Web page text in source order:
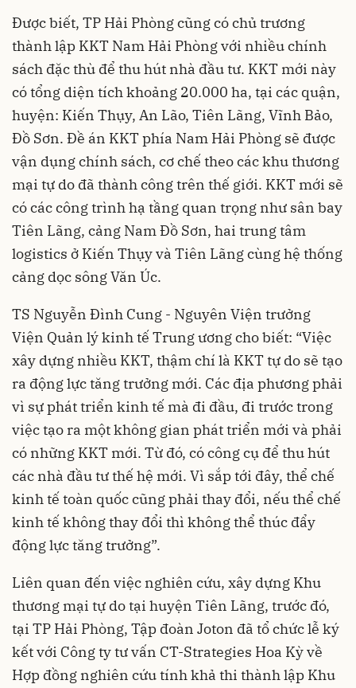
Được biết, TP Hải Phòng cũng có chủ trương
thành lập KKT Nam Hải Phòng với nhiều chính
sách đặc thù để thu hút nhà đầu tư. KKT mới này
có tổng diện tích khoảng 20.000 ha, tại các quận,
huyện: Kiến Thụy, An Lão, Tiên Lãng, Vĩnh Bảo,
Đồ Sơn. Đề án KKT phía Nam Hải Phòng sẽ được
vận dụng chính sách, cơ chế theo các khu thương
mại tự do đã thành công trên thế giới. KKT mới sẽ
có các công trình hạ tầng quan trọng như sân bay
Tiên Lãng, cảng Nam Đồ Sơn, hai trung tâm
logistics ở Kiến Thụy và Tiên Lãng cùng hệ thống
cảng dọc sông Văn Úc.
TS Nguyễn Đình Cung - Nguyên Viện trưởng
Viện Quản lý kinh tế Trung ương cho biết: “Việc
xây dựng nhiều KKT, thậm chí là KKT tự do sẽ tạo
ra động lực tăng trưởng mới. Các địa phương phải
vì sự phát triển kinh tế mà đi đầu, đi trước trong
việc tạo ra một không gian phát triển mới và phải
có những KKT mới. Từ đó, có công cụ để thu hút
các nhà đầu tư thế hệ mới. Vì sắp tới đây, thể chế
kinh tế toàn quốc cũng phải thay đổi, nếu thể chế
kinh tế không thay đổi thì không thể thúc đẩy
động lực tăng trưởng”.
Liên quan đến việc nghiên cứu, xây dựng Khu
thương mại tự do tại huyện Tiên Lãng, trước đó,
tại TP Hải Phòng, Tập đoàn Joton đã tổ chức lễ ký
kết với Công ty tư vấn CT-Strategies Hoa Kỳ về
Hợp đồng nghiên cứu tính khả thi thành lập Khu